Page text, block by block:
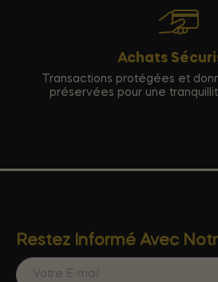
Achats
Transactions protégées et
préservées pour une
Restez Informé Avec